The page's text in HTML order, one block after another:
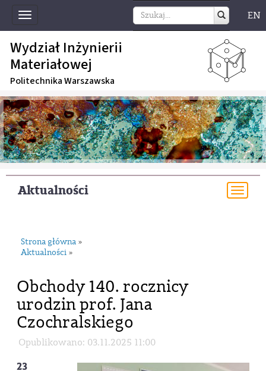
Toggle
navigation
EN
Wydział Inżynierii
Materiałowej
Politechnika Warszawska
Aktualności
Strona główna »
Aktualności »
Obchody 140. rocznicy
urodzin prof. Jana
Czochralskiego
Opublikowano: 03.11.2025 11:00
23